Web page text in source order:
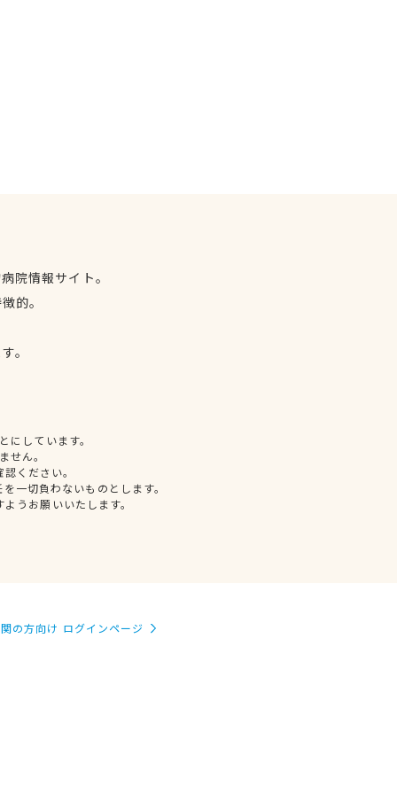
院情報サイト。
的。
。
しています。
せん。
ください。
一切負わないものとします。
うお願いいたします。
の方向け ログインページ